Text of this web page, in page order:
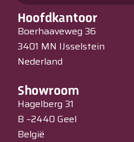
Hoofdkantoor
Boerhaaveweg 36
3401 MN IJsselstein
Nederland
Showroom
Hagelberg 31
B –2440 Geel
België